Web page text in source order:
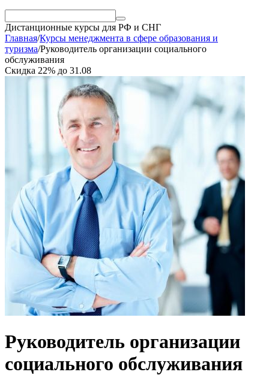
Дистанционные курсы для РФ и СНГ
Главная/Курсы менеджмента в сфере образования и
туризма/Руководитель организации социального
обслуживания
Скидка 22% до 31.08
Руководитель организации
социального обслуживания